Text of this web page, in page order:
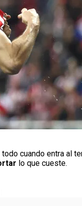
todo cuando entra al
lo que cueste.